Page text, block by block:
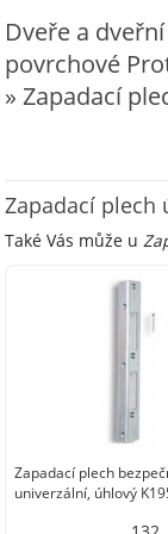
Dveře a
povrchové
» Zapadací
Zapadací plech
Také Vás může u
Zapadací plech
univerzální, úhlový